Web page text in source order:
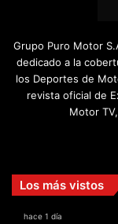
Grupo Puro Motor
dedicado a la
los Deportes de
revista oficial de
Motor
Los más vistos
hace 1 día